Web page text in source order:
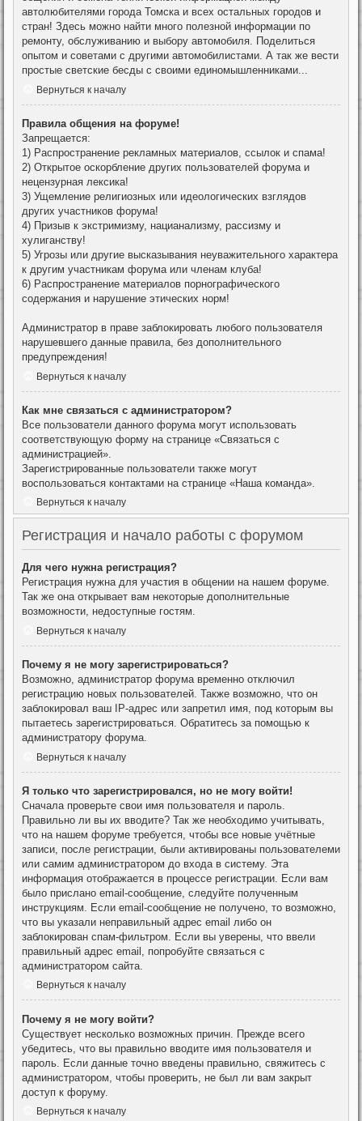
автолюбителями города Томска и всех остальных городов и
стран! Здесь можно найти много полезной информации по
ремонту, обслуживанию и выбору автомобиля. Поделиться
опытом и советами с другими автомобилистами. А так же вести
простые светские бесды с своими единомышленниками...
Вернуться к началу
Правила общения на форуме!
Запрещается:
1) Распространение рекламных материалов, ссылок и спама!
2) Открытое оскорбление других пользователей форума и
нецензурная лексика!
3) Ущемление религиозных или идеологических взглядов
других участников форума!
4) Призыв к экстримизму, нацианализму, рассизму и
хулиганству!
5) Угрозы или другие высказывания неуважительного характера
к другим участникам форума или членам клуба!
6) Распространение материалов порнографического
содержания и нарушение этических норм!
Администратор в праве заблокировать любого пользователя
нарушевшего данные правила, без дополнительного
предупреждения!
Вернуться к началу
Как мне связаться с администратором?
Все пользователи данного форума могут использовать
соответствующую форму на странице «Связаться с
администрацией».
Зарегистрированные пользователи также могут
воспользоваться контактами на странице «Наша команда».
Вернуться к началу
Регистрация и начало работы с форумом
Для чего нужна регистрация?
Регистрация нужна для участия в общении на нашем форуме.
Так же она открывает вам некоторые дополнительные
возможности, недоступные гостям.
Вернуться к началу
Почему я не могу зарегистрироваться?
Возможно, администратор форума временно отключил
регистрацию новых пользователей. Также возможно, что он
заблокировал ваш IP-адрес или запретил имя, под которым вы
пытаетесь зарегистрироваться. Обратитесь за помощью к
администратору форума.
Вернуться к началу
Я только что зарегистрировался, но не могу войти!
Сначала проверьте свои имя пользователя и пароль.
Правильно ли вы их вводите? Так же необходимо учитывать,
что на нашем форуме требуется, чтобы все новые учётные
записи, после регистрации, были активированы пользователеми
или самим администратором до входа в систему. Эта
информация отображается в процессе регистрации. Если вам
было прислано email-сообщение, следуйте полученным
инструкциям. Если email-сообщение не получено, то возможно,
что вы указали неправильный адрес email либо он
заблокирован спам-фильтром. Если вы уверены, что ввели
правильный адрес email, попробуйте связаться с
администратором сайта.
Вернуться к началу
Почему я не могу войти?
Существует несколько возможных причин. Прежде всего
убедитесь, что вы правильно вводите имя пользователя и
пароль. Если данные точно введены правильно, свяжитесь с
администратором, чтобы проверить, не был ли вам закрыт
доступ к форуму.
Вернуться к началу